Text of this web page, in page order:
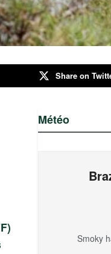
Share on
Météo
Smoky